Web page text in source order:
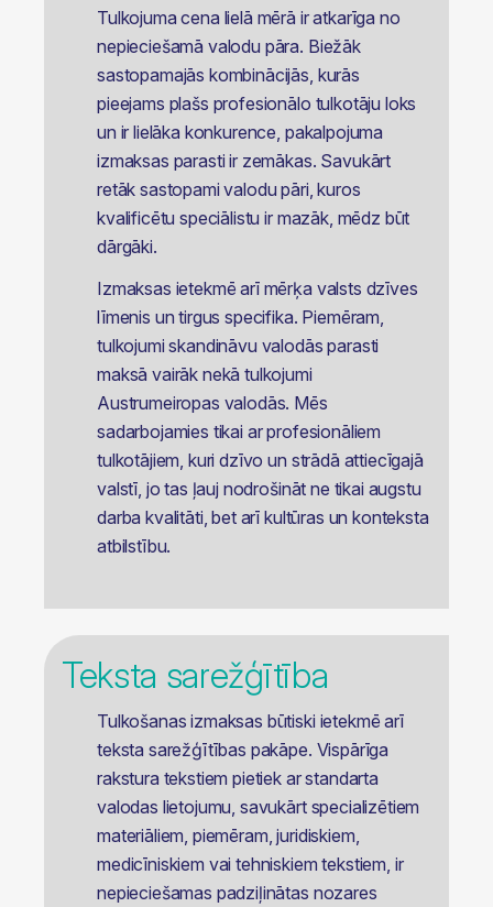
Tulkojuma cena lielā mērā ir atkarīga no
nepieciešamā valodu pāra. Biežāk
sastopamajās kombinācijās, kurās
pieejams plašs profesionālo tulkotāju loks
un ir lielāka konkurence, pakalpojuma
izmaksas parasti ir zemākas. Savukārt
retāk sastopami valodu pāri, kuros
kvalificētu speciālistu ir mazāk, mēdz būt
dārgāki.
Izmaksas ietekmē arī mērķa valsts dzīves
līmenis un tirgus specifika. Piemēram,
tulkojumi skandināvu valodās parasti
maksā vairāk nekā tulkojumi
Austrumeiropas valodās. Mēs
sadarbojamies tikai ar profesionāliem
tulkotājiem, kuri dzīvo un strādā attiecīgajā
valstī, jo tas ļauj nodrošināt ne tikai augstu
darba kvalitāti, bet arī kultūras un konteksta
atbilstību.
Teksta sarežģītība
Tulkošanas izmaksas būtiski ietekmē arī
teksta sarežģītības pakāpe. Vispārīga
rakstura tekstiem pietiek ar standarta
valodas lietojumu, savukārt specializētiem
materiāliem, piemēram, juridiskiem,
medicīniskiem vai tehniskiem tekstiem, ir
nepieciešamas padziļinātas nozares